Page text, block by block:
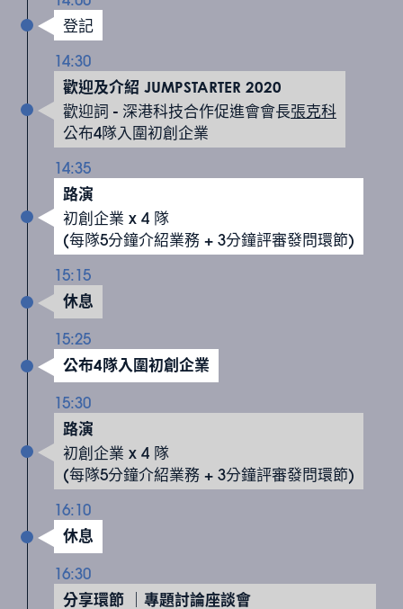
登記
14:30
歡迎及介紹 JUMPSTARTER 2020
歡迎詞 - 深港科技合作促進會會長張克科
公布4隊入圍初創企業
14:35
路演
初創企業 x 4 隊
(每隊5分鐘介紹業務 + 3分鐘評審發問環節)
15:15
休息
15:25
公布4隊入圍初創企業
15:30
路演
初創企業 x 4 隊
(每隊5分鐘介紹業務 + 3分鐘評審發問環節)
16:10
休息
16:30
分享環節 ｜專題討論座談會